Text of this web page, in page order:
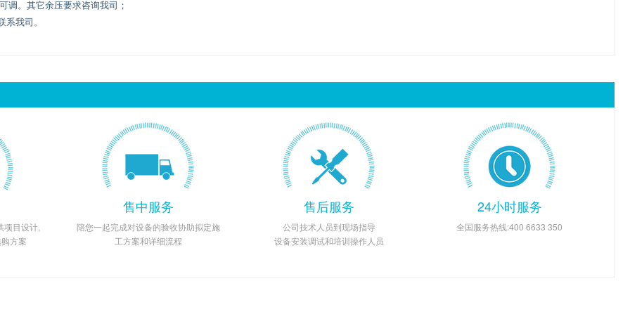
调。其它余压要求咨询我司；
我司。
目设计,
方案
售中服务
陪您一起完成对设备的验收协助拟定施
工方案和详细流程
售后服务
公司技术人员到现场指导
设备安装调试和培训操作人员
24小时服务
全国服务热线:400 6633 350